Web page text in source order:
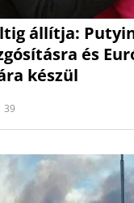
állítja:
és
készül
39